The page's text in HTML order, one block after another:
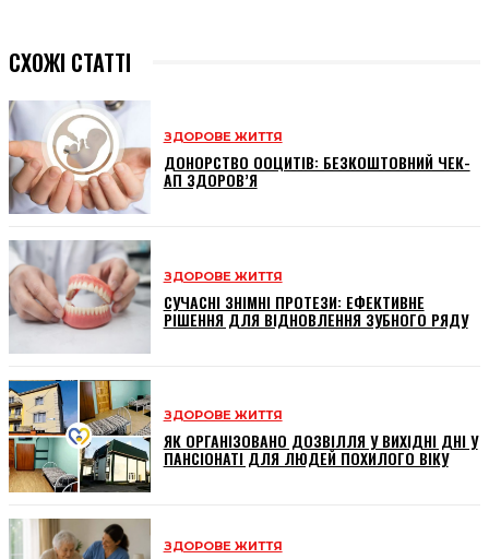
СХОЖІ СТАТТІ
ЗДОРОВЕ ЖИТТЯ
ДОНОРСТВО ООЦИТІВ: БЕЗКОШТОВНИЙ ЧЕК-
АП ЗДОРОВ’Я
ЗДОРОВЕ ЖИТТЯ
СУЧАСНІ ЗНІМНІ ПРОТЕЗИ: ЕФЕКТИВНЕ
РІШЕННЯ ДЛЯ ВІДНОВЛЕННЯ ЗУБНОГО РЯДУ
ЗДОРОВЕ ЖИТТЯ
ЯК ОРГАНІЗОВАНО ДОЗВІЛЛЯ У ВИХІДНІ ДНІ У
ПАНСІОНАТІ ДЛЯ ЛЮДЕЙ ПОХИЛОГО ВІКУ
ЗДОРОВЕ ЖИТТЯ